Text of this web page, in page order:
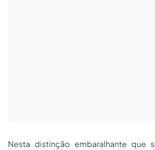
Nesta distinção embaralhante que